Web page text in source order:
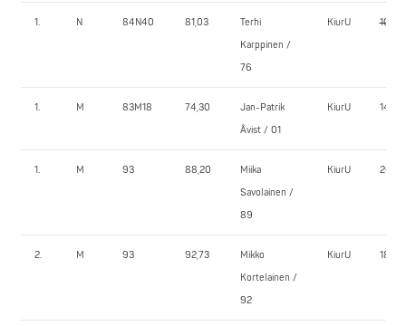
1. N 84N40 81,03
Terhi
Karppinen /
76
KiurU 100,0
1. M 83M18 74,30
Jan-Patrik
Åvist / 01
KiurU 140,0
1. M 93 88,20
Miika
Savolainen /
89
KiurU 200,0
2. M 93 92,73
Mikko
Kortelainen /
92
KiurU 180,0